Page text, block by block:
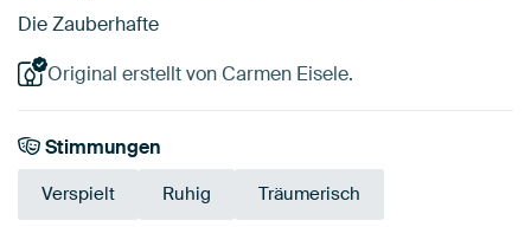
Die Zauberhafte
Original erstellt von Carmen Eisele.
Stimmungen
Verspielt Ruhig Träumerisch